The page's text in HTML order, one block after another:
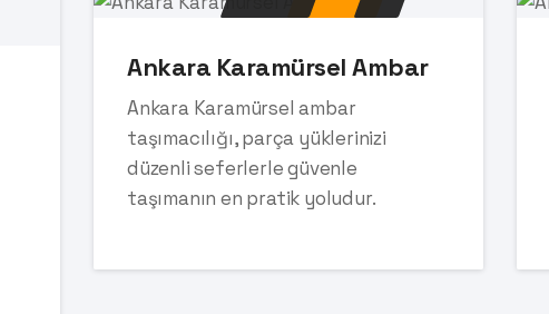
Ankara Karamürsel Ambar
Ankara Karamürsel ambar
taşımacılığı, parça yüklerinizi
düzenli seferlerle güvenle
taşımanın en pratik yoludur.